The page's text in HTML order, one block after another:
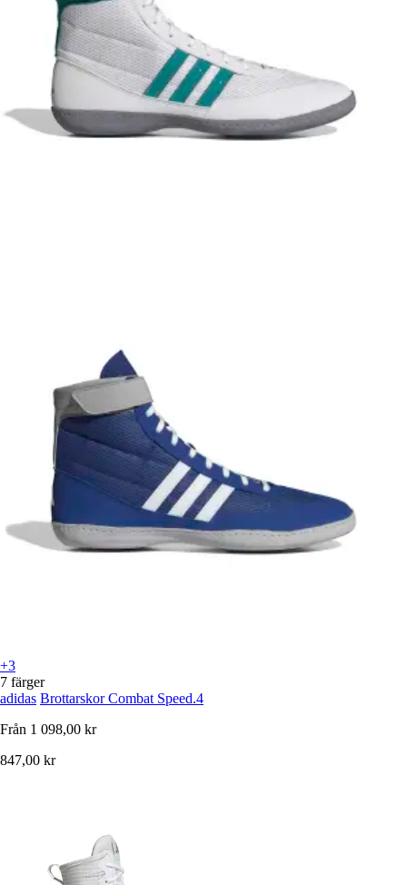
+3
7 färger
adidas Brottarskor Combat Speed.4
Från 1 098,00 kr
847,00 kr